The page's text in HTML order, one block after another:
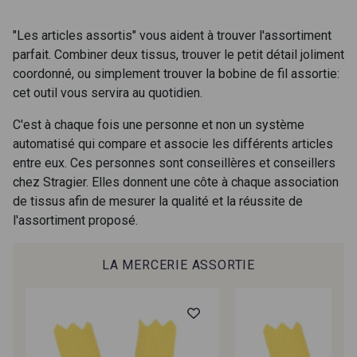
10 - Blanc Optique Stragier
18 - Ivoire clair Stragier
NOUVEAU
80 - Chocolat
68 - Citron givré
"Les articles assortis" vous aident à trouver l'assortiment
parfait. Combiner deux tissus, trouver le petit détail joliment
coordonné, ou simplement trouver la bobine de fil assortie:
cet outil vous servira au quotidien.
C'est à chaque fois une personne et non un système
automatisé qui compare et associe les différents articles
entre eux. Ces personnes sont conseillères et conseillers
chez Stragier. Elles donnent une côte à chaque association
de tissus afin de mesurer la qualité et la réussite de
l'assortiment proposé.
LA MERCERIE ASSORTIE
commande !
Vous aimez les beaux tissus ?
Recevez chaque semaine un clin d’œil rempli de